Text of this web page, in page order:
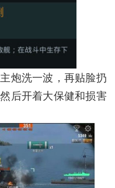
炮洗一波，再贴脸扔
后开着大保健和损害